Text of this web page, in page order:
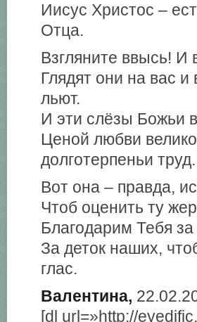
Иисус Христос –
Отца.
Взгляните ввысь! И
Глядят они на вас
льют.
И эти слёзы Божьи
Ценой любви
долготерпеньи труд.
Вот она – правда,
Чтоб оценить ту
Благодарим Тебя
За деток наших,
глас.
Валентина,
[dl url=»http://